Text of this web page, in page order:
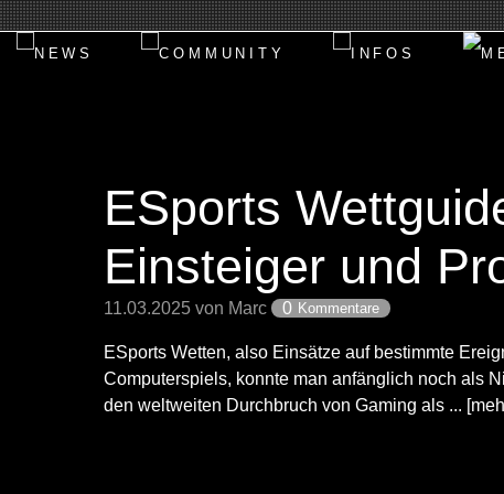
ESports
Einsteiger und
11.03.2025 von Marc 0 Kommentare
ESports Wetten, also Einsätze auf bestimmte
Computerspiels, konnte man anfänglich noch als
den weltweiten Durchbruch von Gaming als ...